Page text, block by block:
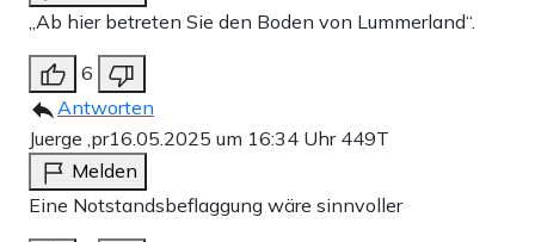
„Ab hier betreten Sie den Boden von Lummerland“.
6
Antworten
Juerge ,pr16.05.2025 um 16:34 Uhr 449T
Melden
Eine Notstandsbeflaggung wäre sinnvoller